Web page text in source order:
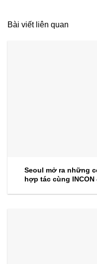
Bài viết liên quan
Seoul mở ra những
hợp tác cùng